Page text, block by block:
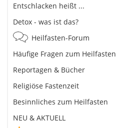
Entschlacken heißt ...
Detox - was ist das?
Heilfasten-Forum
Häufige Fragen zum Heilfasten
Reportagen & Bücher
Religiöse Fastenzeit
Besinnliches zum Heilfasten
NEU & AKTUELL